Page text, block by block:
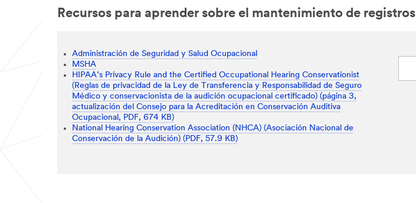
Recursos para aprender sobre el mantenimiento de registros
Administración de Seguridad y Salud Ocupacional
MSHA
HIPAA’s Privacy Rule and the Certified Occupational Hearing Conservationist
(Reglas de privacidad de la Ley de Transferencia y Responsabilidad de Seguro
Médico y conservacionista de la audición ocupacional certificado) (página 3,
actualización del Consejo para la Acreditación en Conservación Auditiva
Ocupacional, PDF, 674 KB)
National Hearing Conservation Association (NHCA) (Asociación Nacional de
Conservación de la Audición) (PDF, 57.9 KB)